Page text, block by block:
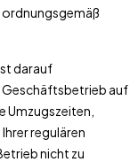
darauf
Geschäftsbetrieb auf
Umzugszeiten,
regulären
nicht zu